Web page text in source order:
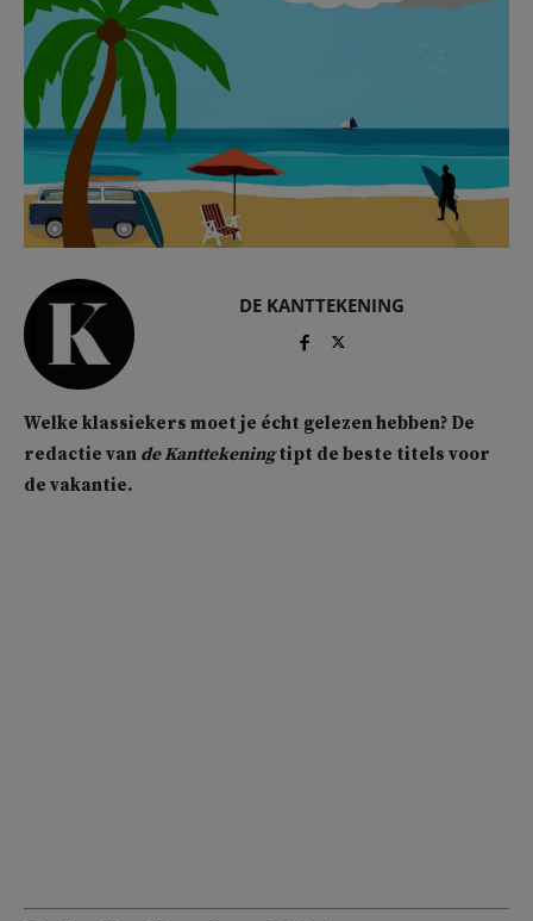
DE KANTTEKENING
Welke klassiekers moet je écht gelezen hebben? De
redactie van de Kanttekeningtipt de beste titels voor
de vakantie.